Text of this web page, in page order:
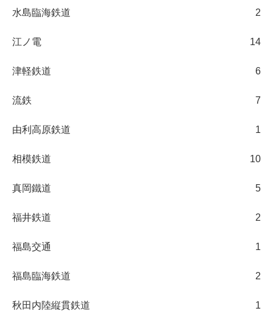
水島臨海鉄道 2
江ノ電 14
津軽鉄道 6
流鉄 7
由利高原鉄道 1
相模鉄道 10
真岡鐵道 5
福井鉄道 2
福島交通 1
福島臨海鉄道 2
秋田内陸縦貫鉄道 1